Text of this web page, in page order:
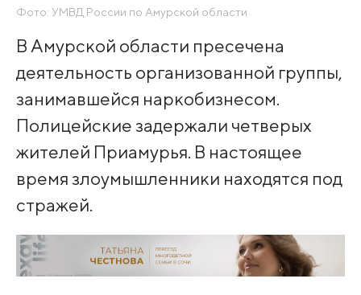
Фото: УМВД России по Амурской области
В Амурской области пресечена
деятельность организованной группы,
занимавшейся наркобизнесом.
Полицейские задержали четверых
жителей Приамурья. В настоящее
время злоумышленники находятся под
стражей.